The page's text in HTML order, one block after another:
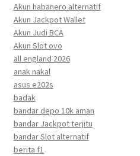
Akun habanero alternatif
Akun Jackpot Wallet
Akun Judi BCA
Akun Slot ovo
all england 2026
anak nakal
asus e202s
badak
bandar depo 10k aman
bandar Jackpot terjitu
bandar Slot alternatif
berita f1